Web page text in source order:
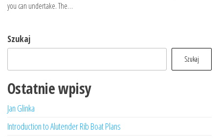
you can undertake. The…
Szukaj
Szukaj
Ostatnie wpisy
Jan Glinka
Introduction to Alutender Rib Boat Plans